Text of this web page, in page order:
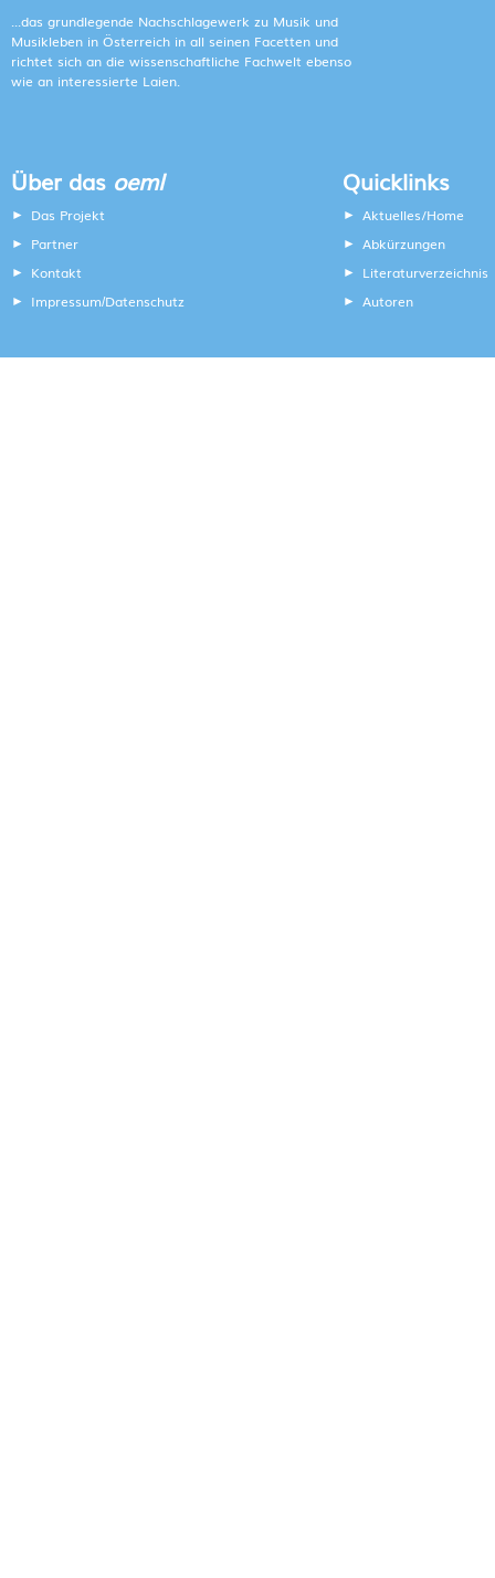
...das grundlegende Nachschlagewerk zu Musik und
Musikleben in Österreich in all seinen Facetten und
richtet sich an die wissenschaftliche Fachwelt ebenso
wie an interessierte Laien.
Über das oeml
Das Projekt
Partner
Kontakt
Impressum/Datenschutz
Quicklinks
Aktuelles/Home
Abkürzungen
Literaturverzeichnis
Autoren